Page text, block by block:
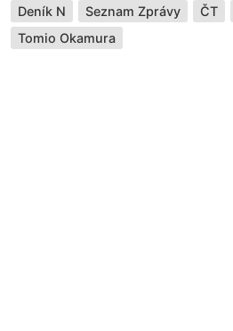
Deník N Seznam Zprávy ČT
Tomio Okamura